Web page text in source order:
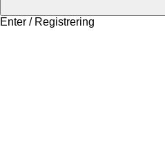
Enter / Registrering